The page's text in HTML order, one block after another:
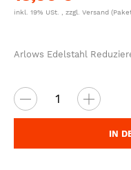
inkl. 19% USt. , zzgl. Versand
Arlows Edelstahl
IN